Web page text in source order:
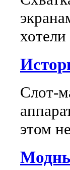
Слот-
этом